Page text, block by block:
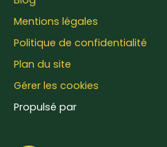
Mentions légales
Politique de confidentialité
Plan du site
Gérer les cookies
Propulsé par